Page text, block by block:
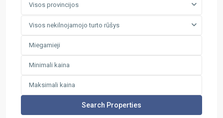
Visos provincijos
Visos nekilnojamojo turto rūšys